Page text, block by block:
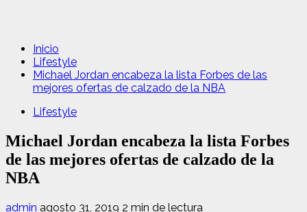
Inicio
Lifestyle
Michael Jordan encabeza la lista Forbes de las
mejores ofertas de calzado de la NBA
Lifestyle
Michael Jordan encabeza la lista Forbes
de las mejores ofertas de calzado de la
NBA
admin agosto 31, 2019 2 min de lectura